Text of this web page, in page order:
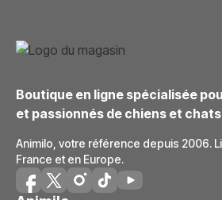
Boutique en ligne spécialisée
et passionnés de chiens et chats
Animilo, votre référence depuis 2006.
France et en Europe.